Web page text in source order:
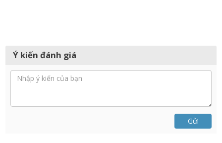
Ý kiến đánh giá
Gửi